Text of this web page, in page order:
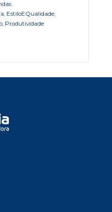
, EstiloEQualidade,
, Produtividade